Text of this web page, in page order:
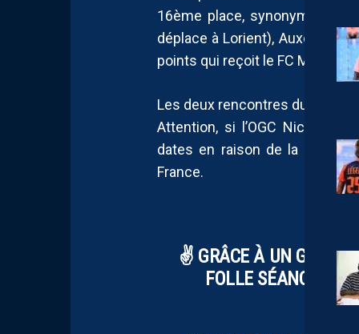
16ème place, synonyme de
déplace à Lorient), Auxerre
points qui reçoit le FC Metz).
Les deux rencontres du
Attention, si l’OGC Nice était
dates en raison de la
France.
✌️ GRÂCE À UN GRAND
FOLLE SÉANCE DE